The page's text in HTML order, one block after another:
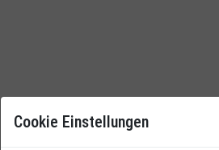
Cookie Einstellungen